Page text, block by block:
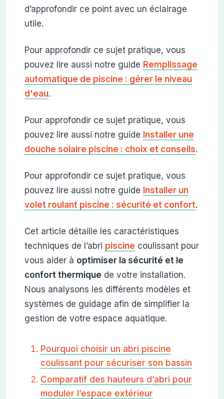
d’approfondir ce point avec un éclairage
utile.
Pour approfondir ce sujet pratique, vous
pouvez lire aussi notre guide Remplissage
automatique de piscine : gérer le niveau
d'eau.
Pour approfondir ce sujet pratique, vous
pouvez lire aussi notre guide Installer une
douche solaire piscine : choix et conseils.
Pour approfondir ce sujet pratique, vous
pouvez lire aussi notre guide Installer un
volet roulant piscine : sécurité et confort.
Cet article détaille les caractéristiques
techniques de l’abri piscine coulissant pour
vous aider à optimiser la sécurité et le
confort thermique de votre installation.
Nous analysons les différents modèles et
systèmes de guidage afin de simplifier la
gestion de votre espace aquatique.
Pourquoi choisir un abri piscine
coulissant pour sécuriser son bassin
Comparatif des hauteurs d’abri pour
moduler l’espace extérieur